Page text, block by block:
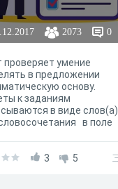
2073 0
проверяет умение
в предложении
основу.
к заданиям
в виде слов(а)
в поле
3 5